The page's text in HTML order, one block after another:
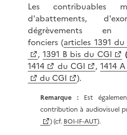
Les contribuables
d'abattements,
dégrèvements en
fonciers (articles 1391
, 1391 B bis du CGI
1414
du CGI , 1414 A
du CGI
).
Remarque :Est
contribution à audiovisuel
) (cf. BOI-IF-AUT).